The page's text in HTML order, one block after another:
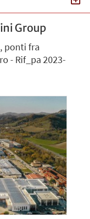
Group
ponti fra
- Rif_pa 2023-